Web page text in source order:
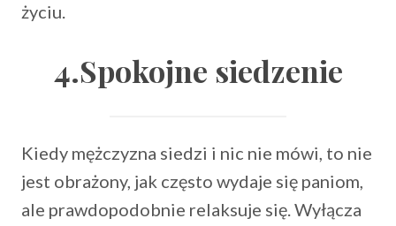
życiu.
4.Spokojne siedzenie
Kiedy mężczyzna siedzi i nic nie mówi, to nie
jest obrażony, jak często wydaje się paniom,
ale prawdopodobnie relaksuje się. Wyłącza